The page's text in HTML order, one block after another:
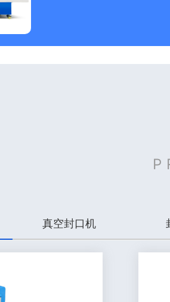
真空封口机